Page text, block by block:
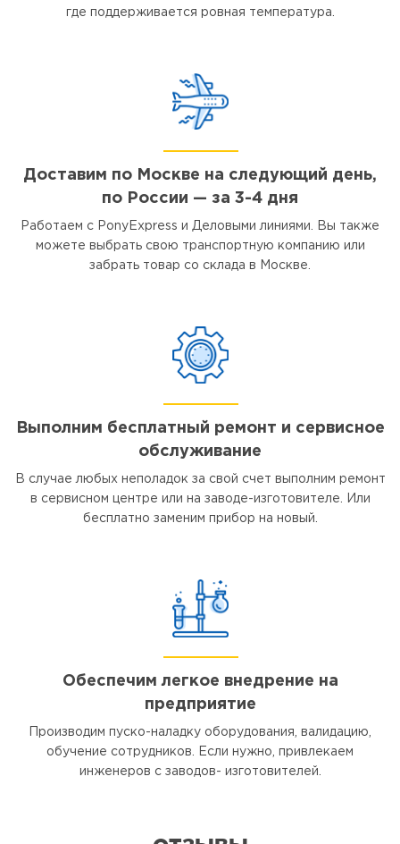
где поддерживается ровная температура.
Доставим по Москве на следующий день,
по России — за 3-4 дня
Работаем с PonyExpress и Деловыми линиями. Вы также
можете выбрать свою транспортную компанию или
забрать товар со склада в Москве.
Выполним бесплатный ремонт и сервисное
обслуживание
В случае любых неполадок за свой счет выполним ремонт
в сервисном центре или на заводе-изготовителе. Или
бесплатно заменим прибор на новый.
Обеспечим легкое внедрение на
предприятие
Производим пуско-наладку оборудования, валидацию,
обучение сотрудников. Если нужно, привлекаем
инженеров с заводов- изготовителей.